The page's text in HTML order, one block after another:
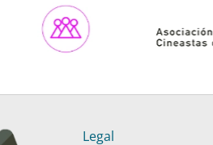
Legal